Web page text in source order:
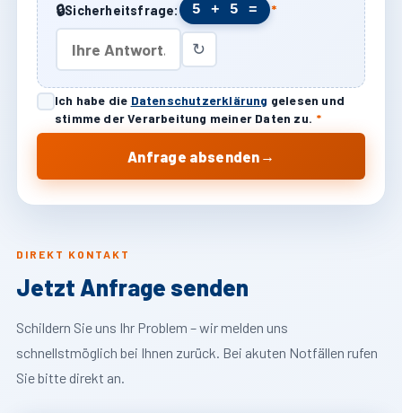
DIREKT KONTAKT
Jetzt Anfrage senden
Schildern Sie uns Ihr Problem – wir melden uns
schnellstmöglich bei Ihnen zurück. Bei akuten Notfällen rufen
Sie bitte direkt an.
🔒Sicherheitsfrage: 5 + 5 = *
↻
Ich habe die Datenschutzerklärung gelesen und
stimme der Verarbeitung meiner Daten zu. *
Anfrage absenden →